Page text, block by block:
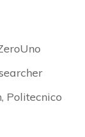
Politecnico